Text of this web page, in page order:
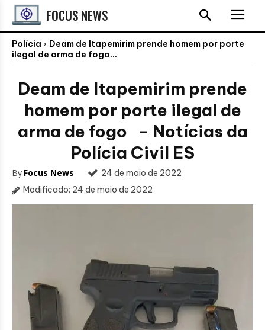
FOCUS NEWS
Polícia
Deam de Itapemirim prende homem por porte
ilegal de arma de fogo...
Deam de Itapemirim prende
homem por porte ilegal de
arma de fogo – Notícias da
Polícia Civil ES
By Focus News
24 de maio de 2022
Modificado: 24 de maio de 2022